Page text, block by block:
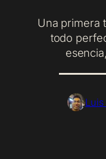
Una primera
todo